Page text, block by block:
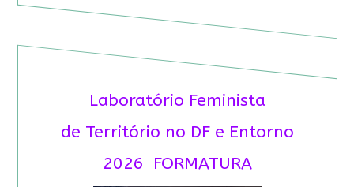
Laboratório Feminista
de Território no DF e Entorno
2026 FORMATURA